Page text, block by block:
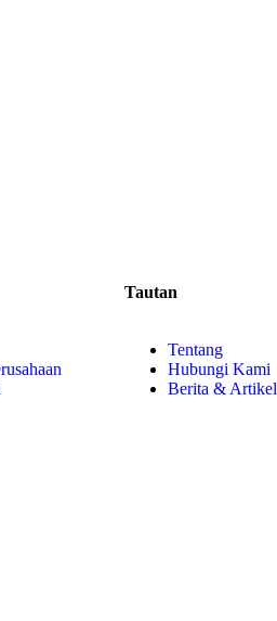
Tautan
Tentang
Hubungi Kami
Berita & Artikel